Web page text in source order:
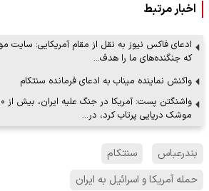
اخبار مرتبط
ادعای فاکس نیوز به نقل از مقام آمریکایی: سایت
که جنگنده‌های ما را هدف…
واکنش نماینده میناب به ادعای فرمانده سنتکام
موشک دریایی پرتاب کرد، در…
بندرعباس
سنتکام
حمله آمریکا و اسرائیل به ایران